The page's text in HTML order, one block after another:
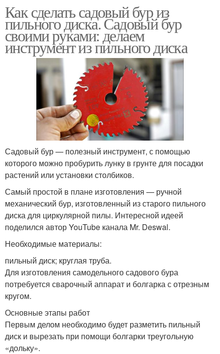
Как сделать садовый бур из
пильного диска. Садовый бур
своими руками: делаем
инструмент из пильного диска
Садовый бур — полезный инструмент, с помощью
которого можно пробурить лунку в грунте для посадки
растений или установки столбиков.
Самый простой в плане изготовления — ручной
механический бур, изготовленный из старого пильного
диска для циркулярной пилы. Интересной идеей
поделился автор YouTube канала Mr. Deswal.
Необходимые материалы:
пильный диск; круглая труба.
Для изготовления самодельного садового бура
потребуется сварочный аппарат и болгарка с отрезным
кругом.
Основные этапы работ
Первым делом необходимо будет разметить пильный
диск и вырезать при помощи болгарки треугольную
«дольку».